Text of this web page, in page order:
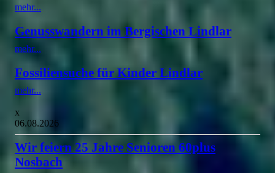
mehr...
Genusswandern im Bergischen Lindlar
mehr...
Fossiliensuche für Kinder Lindlar
mehr...
x
06.08.2026
Wir feiern 25 Jahre Senioren 60plus
Nosbach